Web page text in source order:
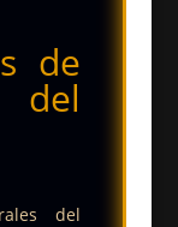
de
del
del